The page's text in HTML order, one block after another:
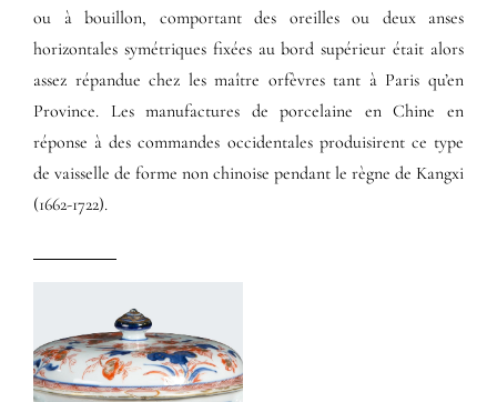
ou à bouillon, comportant des oreilles ou deux anses
horizontales symétriques fixées au bord supérieur était alors
assez répandue chez les maître orfèvres tant à Paris qu’en
Province. Les manufactures de porcelaine en Chine en
réponse à des commandes occidentales produisirent ce type
de vaisselle de forme non chinoise pendant le règne de Kangxi
(1662-1722).